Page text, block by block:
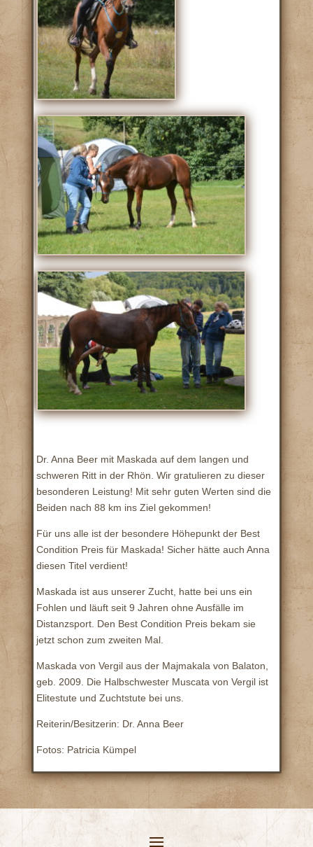
Dr. Anna Beer mit Maskada auf dem langen und
schweren Ritt in der Rhön. Wir gratulieren zu dieser
besonderen Leistung! Mit sehr guten Werten sind die
Beiden nach 88 km ins Ziel gekommen!
Für uns alle ist der besondere Höhepunkt der Best
Condition Preis für Maskada! Sicher hätte auch Anna
diesen Titel verdient!
Maskada ist aus unserer Zucht, hatte bei uns ein
Fohlen und läuft seit 9 Jahren ohne Ausfälle im
Distanzsport. Den Best Condition Preis bekam sie
jetzt schon zum zweiten Mal.
Maskada von Vergil aus der Majmakala von Balaton,
geb. 2009. Die Halbschwester Muscata von Vergil ist
Elitestute und Zuchtstute bei uns.
Reiterin/Besitzerin: Dr. Anna Beer
Fotos: Patricia Kümpel